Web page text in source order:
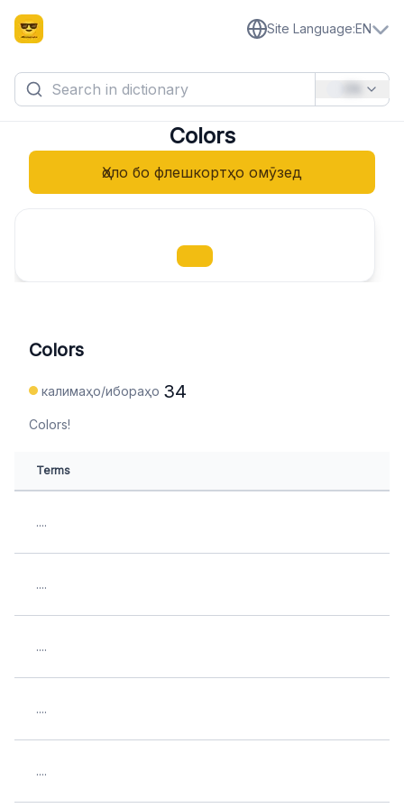
Site Language:EN
Colors
Ҳоло бо флешкортҳо омӯзед
Colors
калимаҳо/ибораҳо 34
Colors!
Terms
....
....
....
....
....